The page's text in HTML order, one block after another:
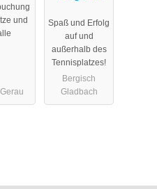
und
e.V.
Spaß und Erfolg
auf und
außerhalb des
Tennisplatzes!
Bergisch
Gladbach